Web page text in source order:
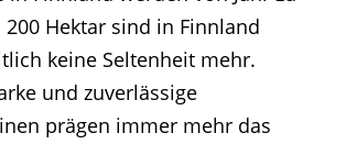
200 Hektar sind in Finnland
keine Seltenheit mehr.
und zuverlässige
prägen immer mehr das